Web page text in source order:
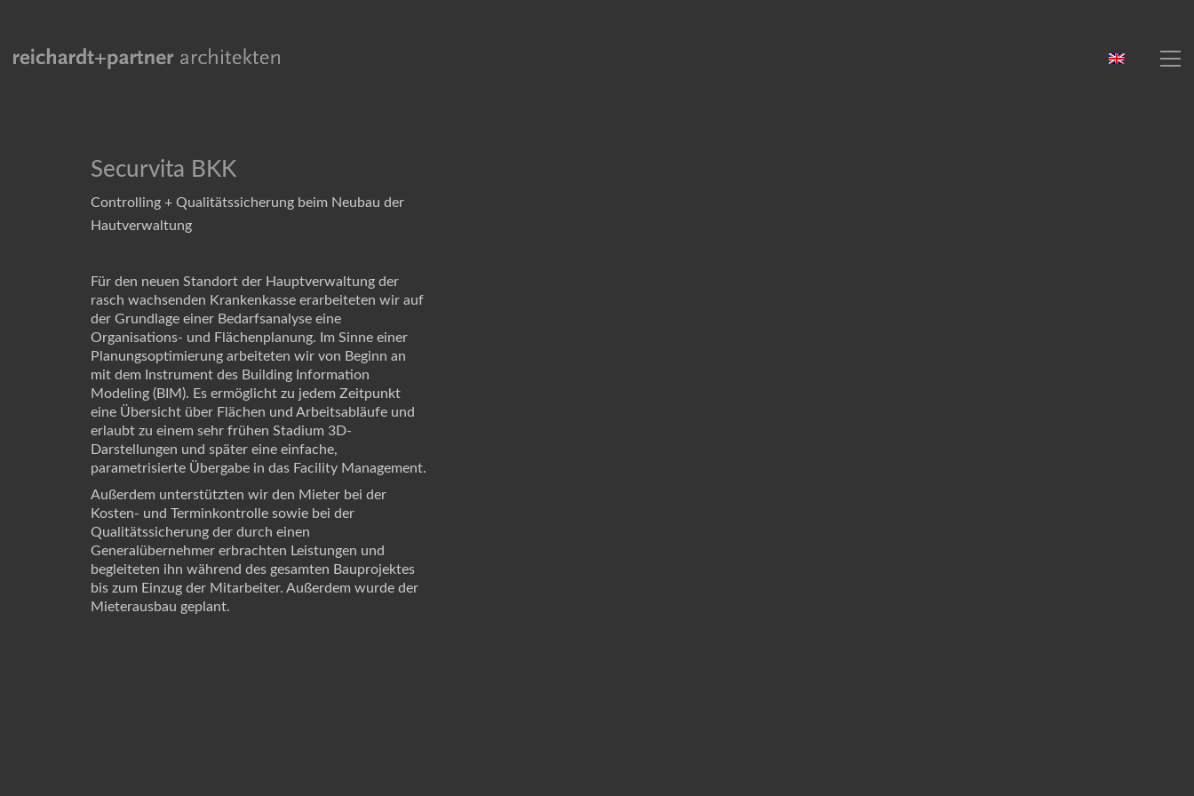
Securvita BKK
Controlling + Qualitätssicherung beim Neubau der
Hautverwaltung
Für den neuen Standort der Hauptverwaltung der
rasch wachsenden Krankenkasse erarbeiteten wir auf
der Grundlage einer Bedarfsanalyse eine
Organisations- und Flächenplanung. Im Sinne einer
Planungsoptimierung arbeiteten wir von Beginn an
mit dem Instrument des Building Information
Modeling (BIM). Es ermöglicht zu jedem Zeitpunkt
eine Übersicht über Flächen und Arbeitsabläufe und
erlaubt zu einem sehr frühen Stadium 3D-
Darstellungen und später eine einfache,
parametrisierte Übergabe in das Facility Management.
Außerdem unterstützten wir den Mieter bei der
Kosten- und Terminkontrolle sowie bei der
Qualitätssicherung der durch einen
Generalübernehmer erbrachten Leistungen und
begleiteten ihn während des gesamten Bauprojektes
bis zum Einzug der Mitarbeiter. Außerdem wurde der
Mieterausbau geplant.
reichardt+partner architekten